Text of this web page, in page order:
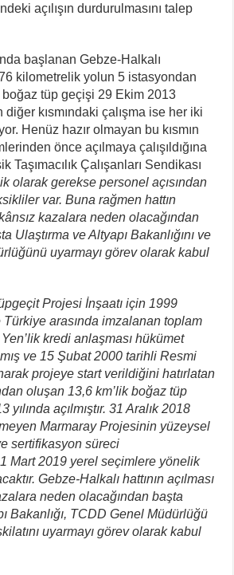
açılışın durdurulmasını talep
başlanan Gebze-Halkalı
kilometrelik yolun 5 istasyondan
boğaz tüp geçişi 29 Ekim 2013
diğer kısmındaki çalışma ise her iki
Henüz hazır olmayan bu kısmın
önce açılmaya çalışıldığına
Taşımacılık Çalışanları Sendikası
olarak gerekse personel açısından
var. Buna rağmen hattın
kazalara neden olacağından
Ulaştırma ve Altyapı Bakanlığını ve
uyarmayı görev olarak kabul
Projesi İnşaatı için 1999
Türkiye arasında imzalanan toplam
kredi anlaşması hükümet
ve 15 Şubat 2000 tarihli Resmi
projeye start verildiğini hatırlatan
oluşan 13,6 km’lik boğaz tüp
açılmıştır. 31 Aralık 2018
Marmaray Projesinin yüzeysel
sertifikasyon süreci
Mart 2019 yerel seçimlere yönelik
Gebze-Halkalı hattının açılması
neden olacağından başta
Bakanlığı, TCDD Genel Müdürlüğü
uyarmayı görev olarak kabul